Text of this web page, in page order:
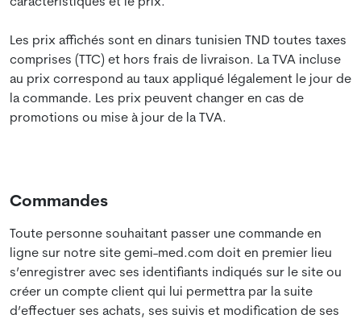
Les prix affichés sont en dinars tunisien TND toutes taxes
comprises (TTC) et hors frais de livraison. La TVA incluse
au prix correspond au taux appliqué légalement le jour de
la commande. Les prix peuvent changer en cas de
promotions ou mise à jour de la TVA.
Commandes
Toute personne souhaitant passer une commande en
ligne sur notre site gemi-med.com doit en premier lieu
s’enregistrer avec ses identifiants indiqués sur le site ou
créer un compte client qui lui permettra par la suite
d’effectuer ses achats, ses suivis et modification de ses